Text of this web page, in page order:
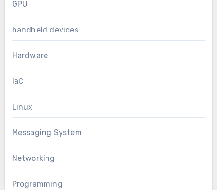
GPU
handheld devices
Hardware
IaC
Linux
Messaging System
Networking
Programming